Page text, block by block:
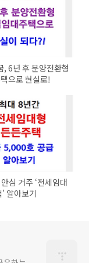
, 6년 후 분양전환형
으로 현실로!
심 거주 ‘전세임대
알아보기